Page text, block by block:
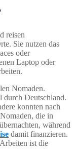
reisen
Sie nutzen das
oder
Laptop oder
Nomaden.
durch Deutschland.
konnten nach
die in
während
damit finanzieren.
ist die